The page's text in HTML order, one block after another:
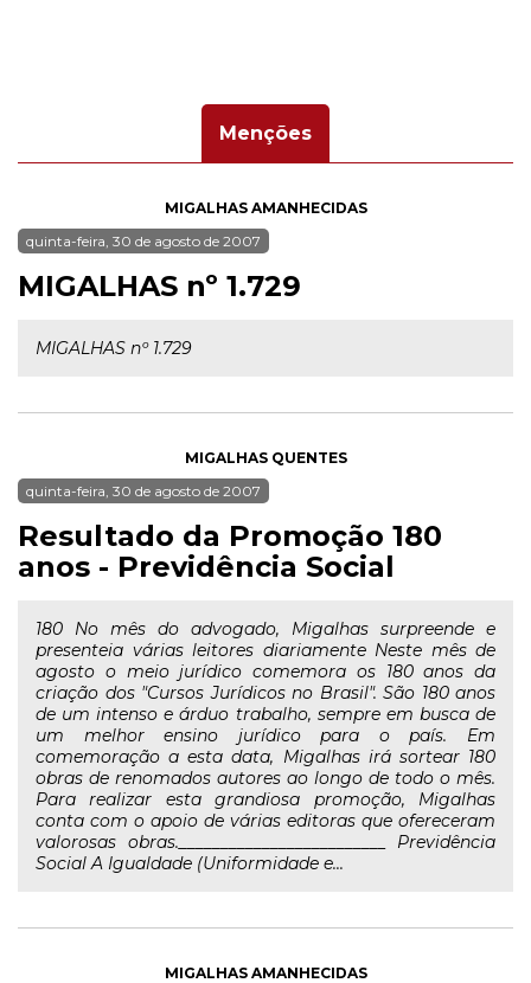
Menções
MIGALHAS AMANHECIDAS
quinta-feira, 30 de agosto de 2007
MIGALHAS nº 1.729
MIGALHAS nº 1.729
MIGALHAS QUENTES
quinta-feira, 30 de agosto de 2007
Resultado da Promoção 180
anos - Previdência Social
180 No mês do advogado, Migalhas surpreende e
presenteia várias leitores diariamente Neste mês de
agosto o meio jurídico comemora os 180 anos da
criação dos "Cursos Jurídicos no Brasil". São 180 anos
de um intenso e árduo trabalho, sempre em busca de
um melhor ensino jurídico para o país. Em
comemoração a esta data, Migalhas irá sortear 180
obras de renomados autores ao longo de todo o mês.
Para realizar esta grandiosa promoção, Migalhas
conta com o apoio de várias editoras que ofereceram
valorosas obras._________________________ Previdência
Social A Igualdade (Uniformidade e...
MIGALHAS AMANHECIDAS